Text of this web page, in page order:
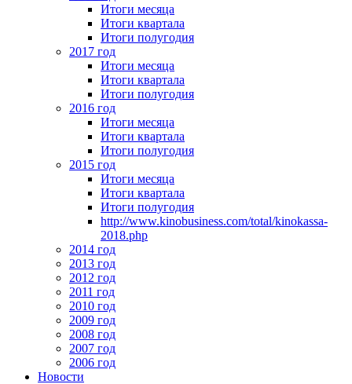
Итоги месяца
Итоги квартала
Итоги полугодия
2017 год
Итоги месяца
Итоги квартала
Итоги полугодия
2016 год
Итоги месяца
Итоги квартала
Итоги полугодия
2015 год
Итоги месяца
Итоги квартала
Итоги полугодия
http://www.kinobusiness.com/total/kinokassa-
2018.php
2014 год
2013 год
2012 год
2011 год
2010 год
2009 год
2008 год
2007 год
2006 год
Новости